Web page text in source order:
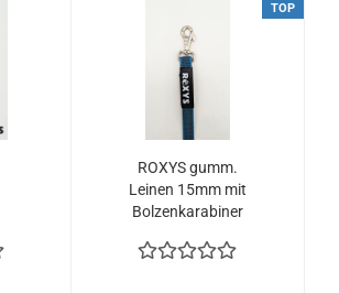
TOP
ROXYS gumm.
Leinen 15mm mit
Bolzenkarabiner